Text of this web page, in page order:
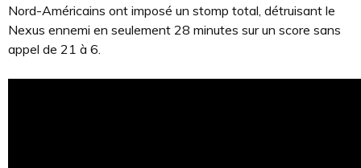
Nord-Américains ont imposé un stomp total, détruisant le
Nexus ennemi en seulement 28 minutes sur un score sans
appel de 21 à 6.